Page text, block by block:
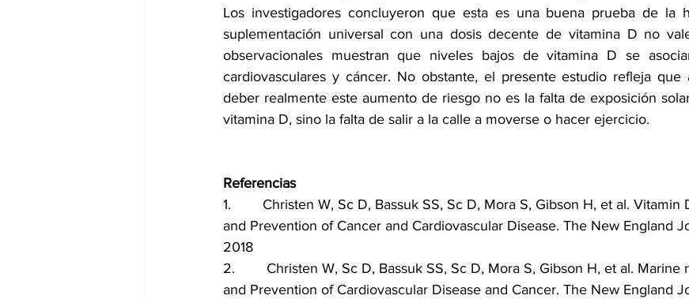
Los investigadores concluyeron que esta es una buena prueba de la
suplementación universal con una dosis decente de vitamina D no
observacionales muestran que niveles bajos de vitamina D se
cardiovasculares y cáncer. No obstante, el presente estudio refleja
deber realmente este aumento de riesgo no es la falta de exposición
vitamina D, sino la falta de salir a la calle a moverse o hacer ejercicio.
Referencias
1.        Christen W, Sc D, Bassuk SS, Sc D, Mora S, Gibson H, et al. Vitamin
and Prevention of Cancer and Cardiovascular Disease. The New England
2018
2.        Christen W, Sc D, Bassuk SS, Sc D, Mora S, Gibson H, et al. Marine
and Prevention of Cardiovascular Disease and Cancer. The New England